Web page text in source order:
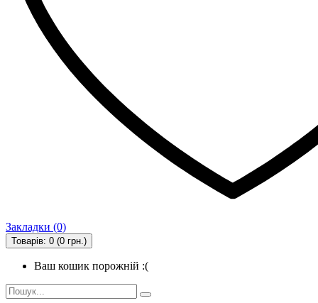
Закладки (0)
Товарів: 0 (0 грн.)
Ваш кошик порожній :(